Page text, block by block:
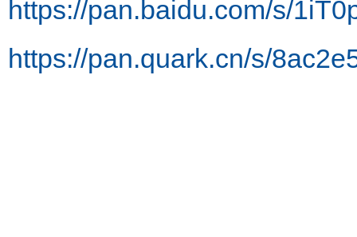
https://pan.baidu.com/s/
https://pan.quark.cn/s/